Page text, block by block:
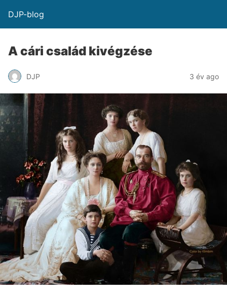
DJP-blog
A cári család kivégzése
DJP 3 év ago